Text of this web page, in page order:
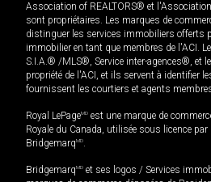
Association of REALTORS® et
sont propriétaires. Les marques de
distinguer les services immobiliers offerts
immobilier en tant que membres de l'ACI.
S.I.A.® /MLS®, Service inter-agences®, et
propriété de l'ACI, et ils servent à identifier
fournissent les courtiers et agents
Royal LePageMD est une marque de
Royale du Canada, utilisée sous licence
BridgemarqMD.
BridgemarqMD et ses logos / Services